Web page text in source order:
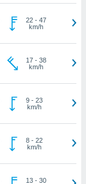
22- 47
km/h
17- 38
km/h
9- 23
km/h
8- 22
km/h
13- 30